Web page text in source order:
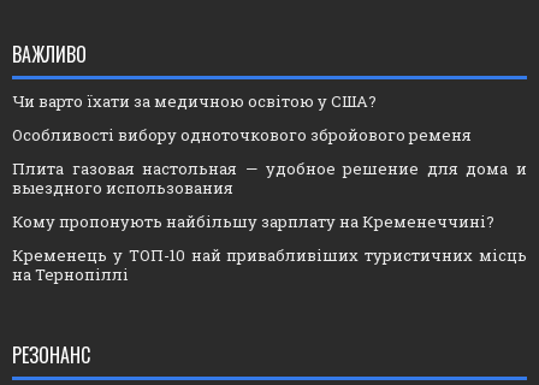
ВАЖЛИВО
Чи варто їхати за медичною освітою у США?
Особливості вибору одноточкового збройового ременя
Плита газовая настольная — удобное решение для дома и
выездного использования
Кому пропонують найбільшу зарплату на Кременеччині?
Кременець у ТОП-10 най привабливіших туристичних місць
на Тернопіллі
РЕЗОНАНС